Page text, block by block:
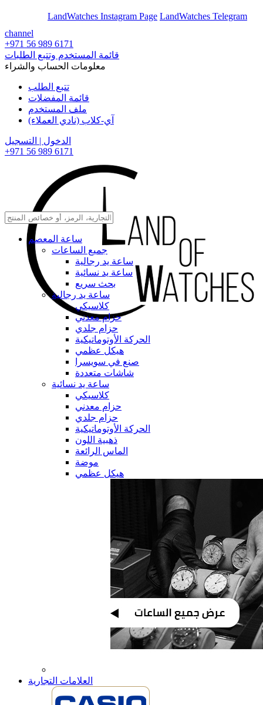
LandWatches Instagram Page LandWatches Telegram
channel
+971 56 989 6171
قائمة المستخدم وتتبع الطلبات
معلومات الحساب والشراء
تتبع الطلب
قائمة المفضلات
ملف المستخدم
آي-كلاب (نادي العملاء)
الدخول | التسجيل
+971 56 989 6171
ساعة المعصم
جميع الساعات
ساعة يد رجالية
ساعة يد نسائية
بحث سريع
ساعة يد رجالية
كلاسيكي
حزام معدني
حزام جلدي
الحركة الأوتوماتيكية
هيكل عظمي
صنع في سويسرا
شاشات متعددة
ساعة يد نسائية
كلاسيكي
حزام معدني
حزام جلدي
الحركة الأوتوماتيكية
ذهبية اللون
الماس الرائعة
موضة
هيكل عظمي
العلامات التجارية